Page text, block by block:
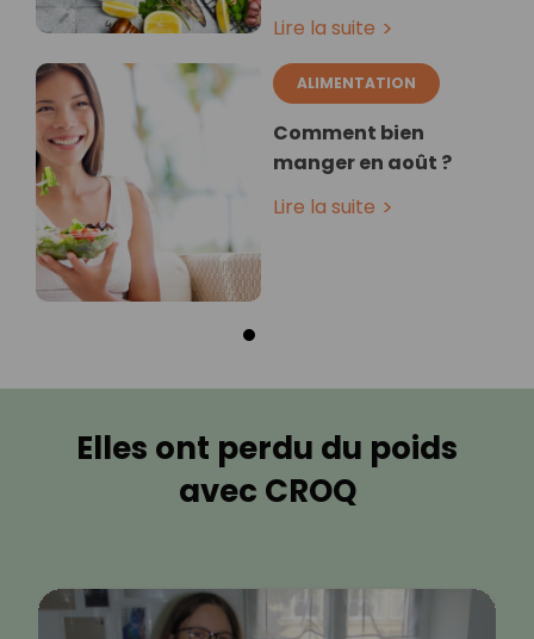
Lire la suite
ALIMENTATION
Comment bien
manger en août ?
Lire la suite
Elles ont perdu du poids
avec CROQ